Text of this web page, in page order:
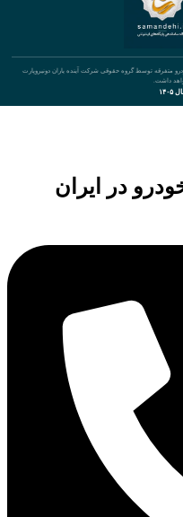
متفرقه توسط گروه حقوقی شرکت آینده یاران دونیروپارت
داشت.
در ایران